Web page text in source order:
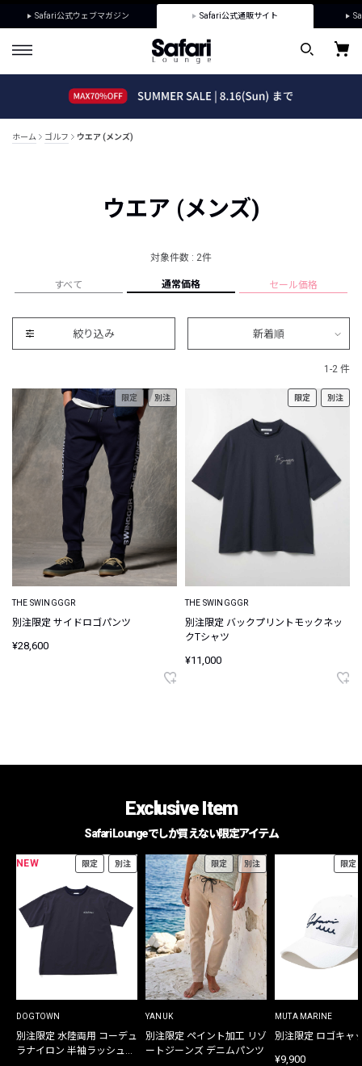
Safari公式ウェブマガジン Safari公式通販サイト
ホーム ゴルフ ウエア (メンズ)
ウエア (メンズ)
対象件数 : 2件
すべて 通常価格 セール価格
絞り込み 新着順
1-2 件
限定 別注
THE SWINGGGR
別注限定 サイドロゴパンツ
¥28,600
限定 別注
THE SWINGGGR
別注限定 バックプリントモックネッ
クTシャツ
¥11,000
Exclusive Item
Safari Loungeでしか買えない限定アイテム
NEW 限定 別注
DOGTOWN
別注限定 水陸両用 コーデュ
ラナイロン 半袖ラッシュガ
限定 別注
YANUK
別注限定 ペイント加工 リゾ
ートジーンズ デニムパンツ
限定
MUTA MARINE
別注限定 ロゴキャ
¥9,900